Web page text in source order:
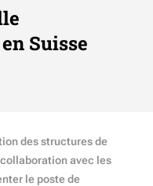
Suisse
des structures de
avec les
le poste de